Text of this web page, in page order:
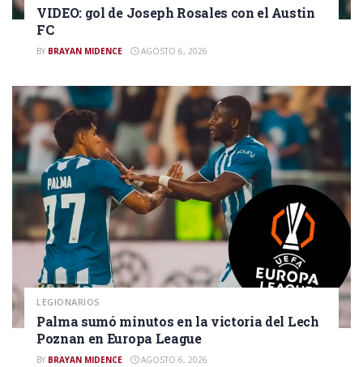
VIDEO: gol de Joseph Rosales con el Austin
FC
BY BRAYAN MIDENCE AGOSTO 6, 2026
LEGIONARIOS
Palma sumó minutos en la victoria del Lech
Poznan en Europa League
BY BRAYAN MIDENCE AGOSTO 6, 2026